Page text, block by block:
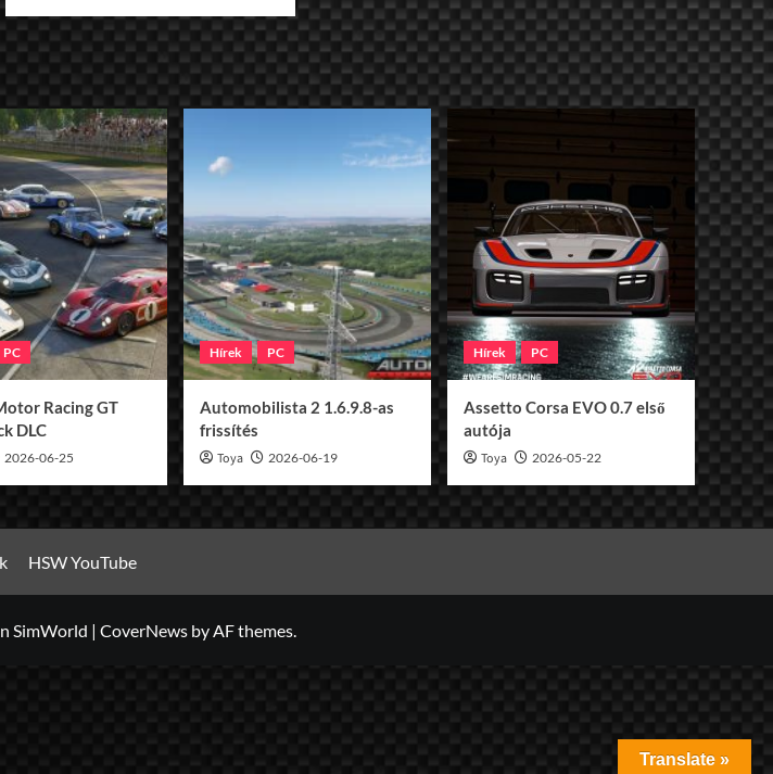
PC
Racing GT
DLC
2026-06-25
Hírek PC
Automobilista 2 1.6.9.8-as
frissítés
Toya 2026-06-19
Hírek PC
Assetto Corsa EVO 0.7 első
autója
Toya 2026-05-22
HSW YouTube
SimWorld | CoverNewsby AF themes.
Translate »